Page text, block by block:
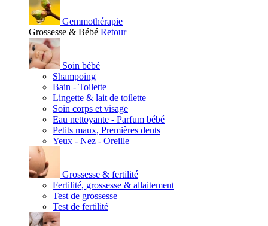
Gemmothérapie
Grossesse & Bébé Retour
Soin bébé
Shampoing
Bain - Toilette
Lingette & lait de toilette
Soin corps et visage
Eau nettoyante - Parfum bébé
Petits maux, Premières dents
Yeux - Nez - Oreille
Grossesse & fertilité
Fertilité, grossesse & allaitement
Test de grossesse
Test de fertilité